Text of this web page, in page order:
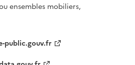
ensembles mobiliers,
public.gouv.fr